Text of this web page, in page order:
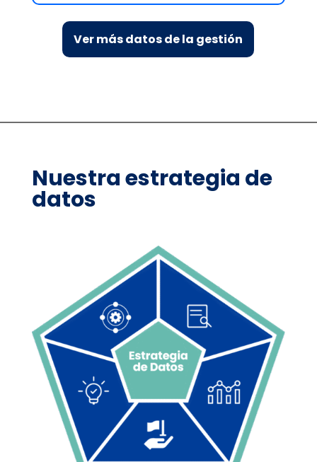
Ver más datos de la gestión
Nuestra estrategia de
datos